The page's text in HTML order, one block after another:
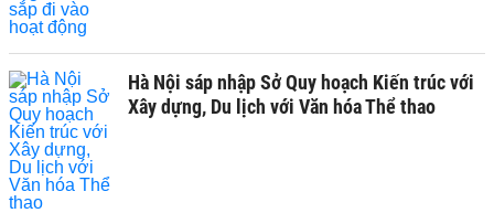
Hà Nội sáp nhập Sở Quy hoạch Kiến trúc với
Xây dựng, Du lịch với Văn hóa Thể thao